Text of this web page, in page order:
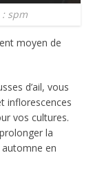
spm
moyen de
d’ail, vous
inflorescences
vos cultures.
la
en